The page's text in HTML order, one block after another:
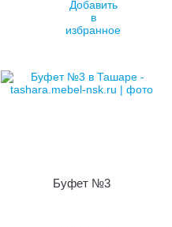
Буфет №3